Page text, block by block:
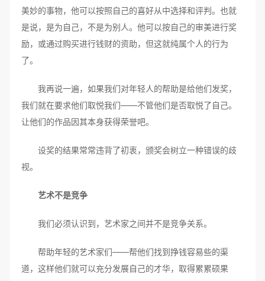
美妙的事物，他可以按照自己的喜好从中选择和评判。也就
是说，是为自己，不是为别人。他可以按自己的审美进行奖
励，或通过购买进行钱财的资助，但这就纯属个人的行为
了。
我再说一遍，如果我们对年轻人的帮助是给他们发奖，
我们就在要求他们取悦我们——不管他们是否取悦了自己。
让他们的作品因其本身获得荣誉吧。
设奖的结果常常违背了初衷，颁奖会树立一种错误的歧
视。
艺术不是竞争
我们必须认识到，艺术家之间并不是竞争关系。
帮助年轻的艺术家们——帮他们找到挣钱容易些的渠
道，这样他们就可以充分发展自己的才华，取得累累硕果